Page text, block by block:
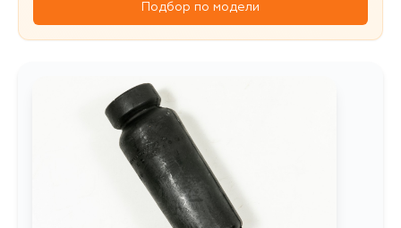
Подбор по модели